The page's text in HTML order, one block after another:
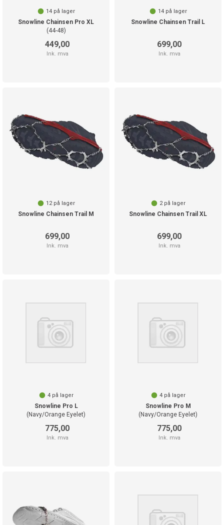
14 på lager
Snowline Chainsen Pro XL
(44-48)
449,00
Ink. mva
14 på lager
Snowline Chainsen Trail L
699,00
Ink. mva
12på lager
Snowline Chainsen Trail M
699,00
Ink. mva
2på lager
Snowline Chainsen Trail XL
699,00
Ink. mva
4 på lager
Snowline Pro L
(Navy/Orange Eyelet)
775,00
Ink. mva
4 på lager
Snowline Pro M
(Navy/Orange Eyelet)
775,00
Ink. mva